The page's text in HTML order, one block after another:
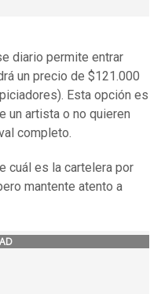
diario permite entrar
un precio de $121.000
Esta opción es
un artista o no quieren
completo.
cuál es la cartelera por
mantente atento a